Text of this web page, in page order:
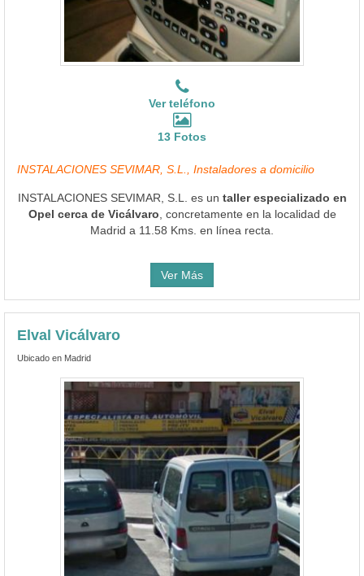
Ver teléfono
13 Fotos
INSTALACIONES SEVIMAR, S.L., Instaladores a domicilio
INSTALACIONES SEVIMAR, S.L. es un taller especializado en
Opel cerca de Vicálvaro , concretamente en la localidad de
Madrid a 11.58 Kms. en línea recta.
Ver Más
Elval Vicálvaro
Ubicado en Madrid